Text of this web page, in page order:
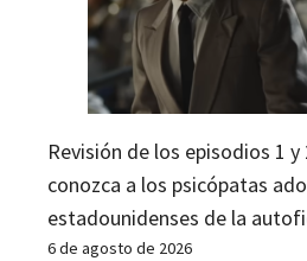
Revisión de los episodios 1 y
conozca a los psicópatas
estadounidenses de la
6 de agosto de 2026